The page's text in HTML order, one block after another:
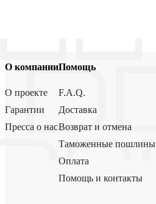
О компании
О проекте
Гарантии
Пресса о нас
Помощь
F.A.Q.
Доставка
Возврат и отмена
Таможенные пошлины
Оплата
Помощь и контакты